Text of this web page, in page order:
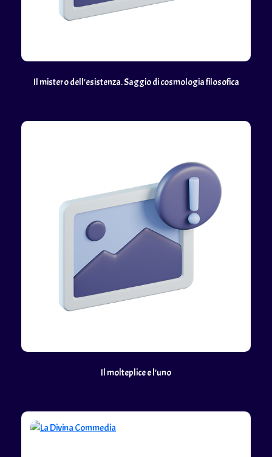
Il mistero dell'esistenza. Saggio di cosmologia filosofica
Il molteplice e l'uno